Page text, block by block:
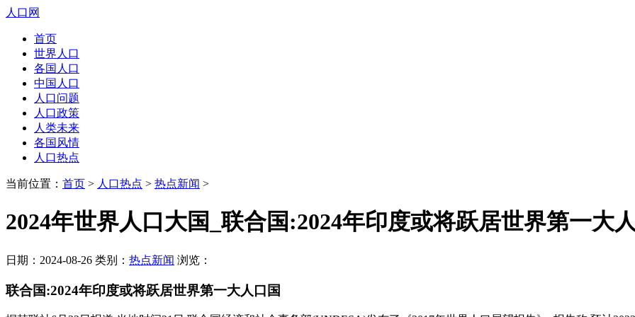
人口网
首页
世界人口
各国人口
中国人口
人口问题
人口政策
人类未来
各国风情
人口热点
当前位置： 首页 > 人口热点 > 热点新闻 >
2024年世界人口大国_联合国:2024年印度或将跃居世界第一大
日期：2024-08-26 类别： 热点新闻 浏览：
联合国:2024年印度或将跃居世界第一大人口国